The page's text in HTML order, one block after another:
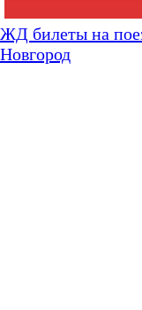
ЖД билеты на
Новгород